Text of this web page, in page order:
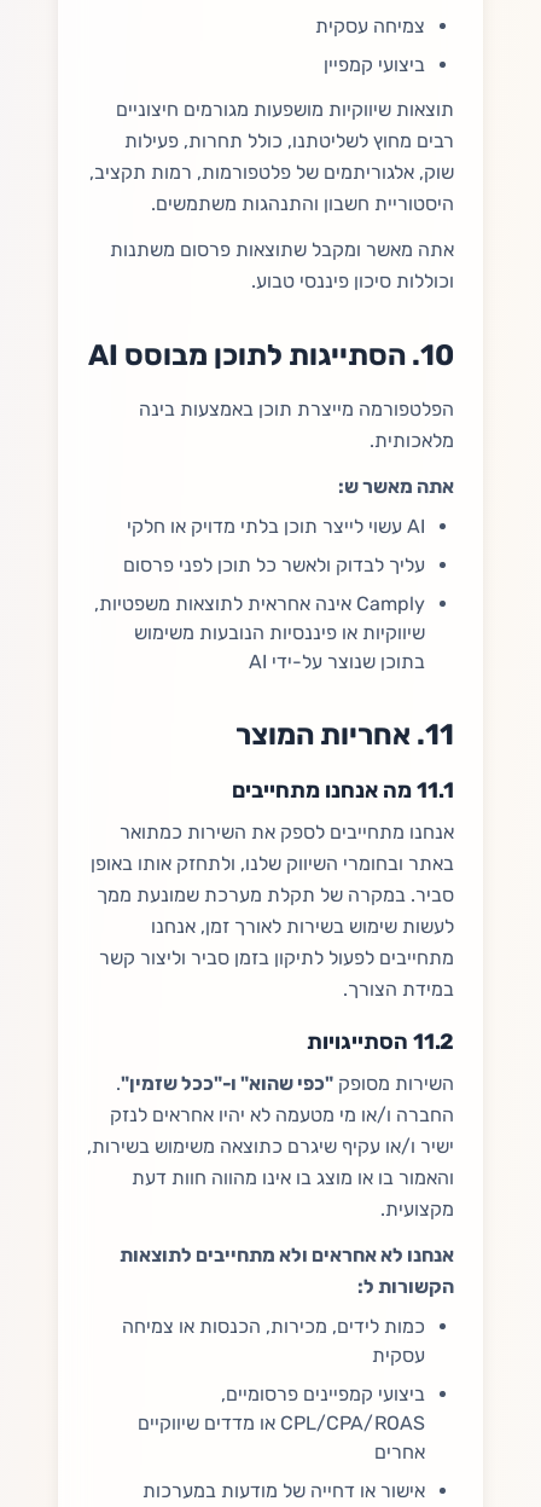
צמיחה עסקית
ביצועי קמפיין
תוצאות שיווקיות מושפעות מגורמים חיצוניים
רבים מחוץ לשליטתנו, כולל תחרות, פעילות
שוק, אלגוריתמים של פלטפורמות, רמות תקציב,
היסטוריית חשבון והתנהגות משתמשים.
אתה מאשר ומקבל שתוצאות פרסום משתנות
וכוללות סיכון פיננסי טבוע.
10. הסתייגות לתוכן מבוסס AI
הפלטפורמה מייצרת תוכן באמצעות בינה
מלאכותית.
אתה מאשר ש:
AI עשוי לייצר תוכן בלתי מדויק או חלקי
עליך לבדוק ולאשר כל תוכן לפני פרסום
Camply אינה אחראית לתוצאות משפטיות,
שיווקיות או פיננסיות הנובעות משימוש
בתוכן שנוצר על-ידי AI
11. אחריות המוצר
11.1 מה אנחנו מתחייבים
אנחנו מתחייבים לספק את השירות כמתואר
באתר ובחומרי השיווק שלנו, ולתחזק אותו באופן
סביר. במקרה של תקלת מערכת שמונעת ממך
לעשות שימוש בשירות לאורך זמן, אנחנו
מתחייבים לפעול לתיקון בזמן סביר וליצור קשר
במידת הצורך.
11.2 הסתייגויות
השירות מסופק "כפי שהוא" ו-"ככל שזמין".
החברה ו/או מי מטעמה לא יהיו אחראים לנזק
ישיר ו/או עקיף שיגרם כתוצאה משימוש בשירות,
והאמור בו או מוצג בו אינו מהווה חוות דעת
מקצועית.
אנחנו לא אחראים ולא מתחייבים לתוצאות
הקשורות ל:
כמות לידים, מכירות, הכנסות או צמיחה
עסקית
ביצועי קמפיינים פרסומיים,
CPL/CPA/ROAS או מדדים שיווקיים
אחרים
אישור או דחייה של מודעות במערכות